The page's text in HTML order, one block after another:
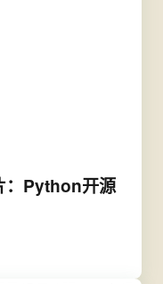
：Python开源